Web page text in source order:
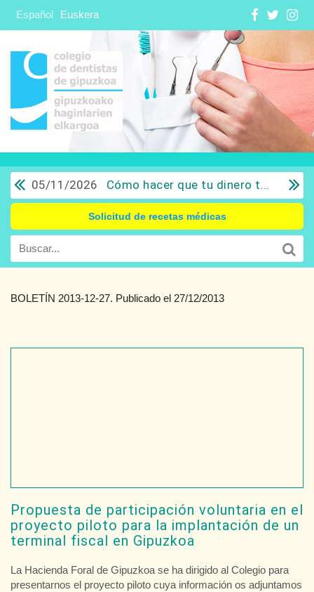
Español Euskera
05/11/2026 Cómo hacer que tu dinero trabaje para ti: Del ahorro a la inversión con sentido común.
Solicitud de recetas médicas
BOLETÍN 2013-12-27. Publicado el 27/12/2013
Propuesta de participación voluntaria en el
proyecto piloto para la implantación de un
terminal fiscal en Gipuzkoa
La Hacienda Foral de Gipuzkoa se ha dirigido al Colegio para
presentarnos el proyecto piloto cuya información os adjuntamos